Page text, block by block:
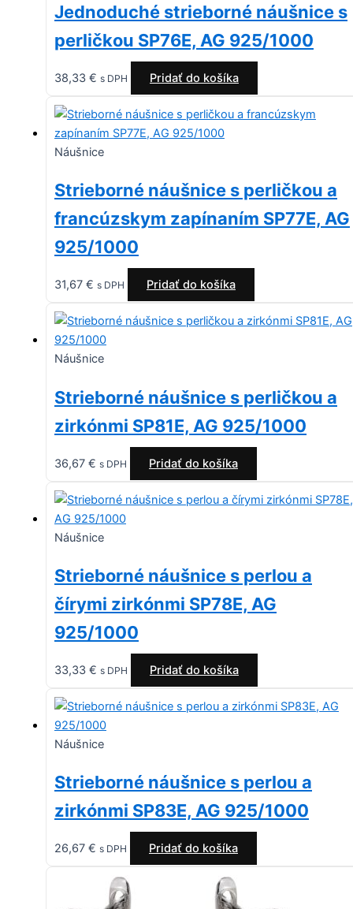
Jednoduché strieborné náušnice s
perličkou SP76E, AG 925/1000
38,33 € s DPH Pridať do košíka
Náušnice
Strieborné náušnice s perličkou a
francúzskym zapínaním SP77E, AG
925/1000
31,67 € s DPH Pridať do košíka
Náušnice
Strieborné náušnice s perličkou a
zirkónmi SP81E, AG 925/1000
36,67 € s DPH Pridať do košíka
Náušnice
Strieborné náušnice s perlou a
čírymi zirkónmi SP78E, AG
925/1000
33,33 € s DPH Pridať do košíka
Náušnice
Strieborné náušnice s perlou a
zirkónmi SP83E, AG 925/1000
26,67 € s DPH Pridať do košíka